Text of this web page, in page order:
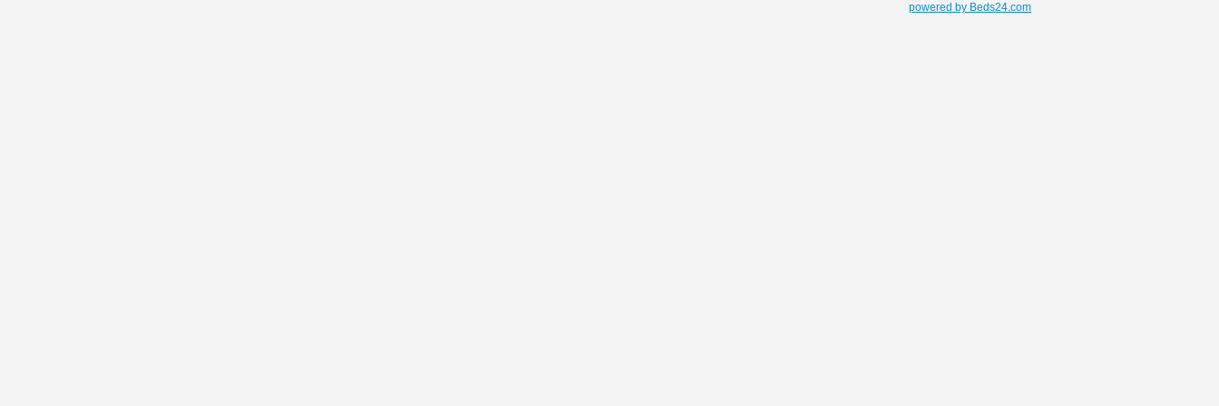
powered by Beds24.com